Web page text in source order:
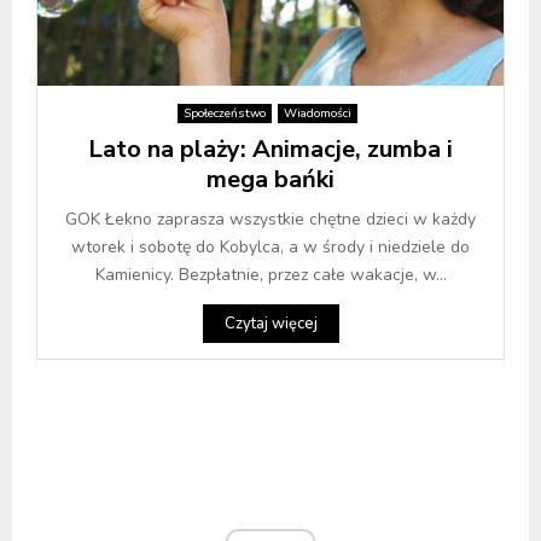
Społeczeństwo Wiadomości
Lato na plaży: Animacje, zumba i
mega bańki
GOK Łekno zaprasza wszystkie chętne dzieci w każdy
wtorek i sobotę do Kobylca, a w środy i niedziele do
Kamienicy. Bezpłatnie, przez całe wakacje, w...
Czytaj więcej